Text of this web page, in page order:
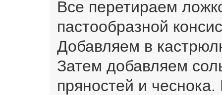
Все перетираем
пастообразной
Добавляем в
Затем добавляем
пряностей и